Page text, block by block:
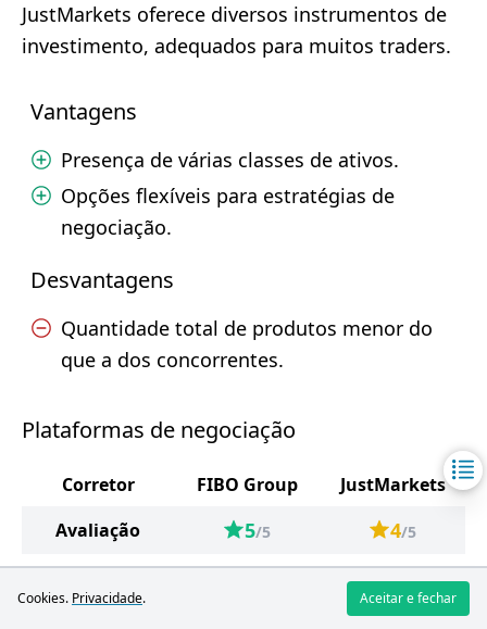
JustMarkets oferece diversos instrumentos de
investimento, adequados para muitos traders.
Vantagens
Presença de várias classes de ativos.
Opções flexíveis para estratégias de
negociação.
Desvantagens
Quantidade total de produtos menor do
que a dos concorrentes.
Plataformas de negociação
Corretor FIBO Group
JustMarkets
Avaliação
5/5 4/5
Plataformas de
MetaTrader 4
Cookies. Privacidade. Aceitar e fechar